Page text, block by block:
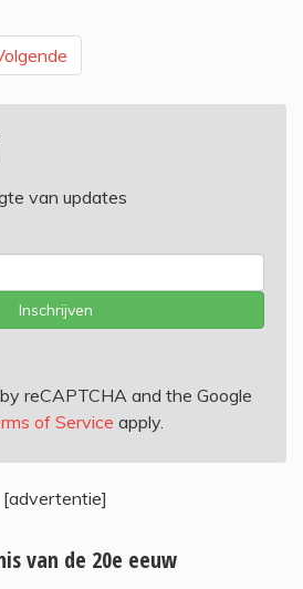
van updates
Inschrijven
reCAPTCHA and the Google
of Service apply.
[advertentie]
van de 20e eeuw